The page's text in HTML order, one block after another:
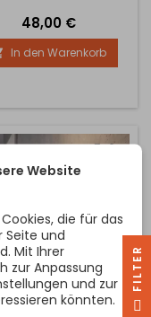
Legierung. Diese
zeitlose
ein minimalistisches
für moderne,
eignet. Dank
Ausführung ist er
Preis
48,00 €
In den Warenkorb
Website
die für das
Seite und
Mit Ihrer
zur Anpassung
und zur
könnten.
R